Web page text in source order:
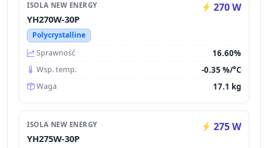
ISOLA NEW ENERGY 270 W
YH270W-30P
Polycrystalline
Sprawność
16.60%
Wsp. temp. -0.35 %/°C
Waga 17.1 kg
ISOLA NEW ENERGY 275 W
YH275W-30P